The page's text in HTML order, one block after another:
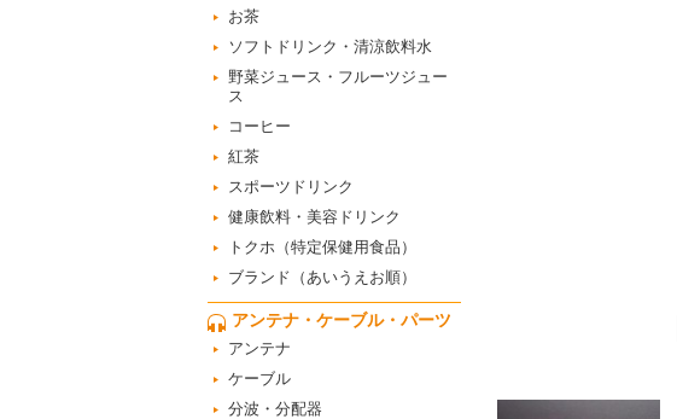
お茶
ソフトドリンク・清涼飲料水
野菜ジュース・フルーツジュー
ス
コーヒー
紅茶
スポーツドリンク
健康飲料・美容ドリンク
トクホ（特定保健用食品）
ブランド（あいうえお順）
アンテナ・ケーブル・パーツ
アンテナ
ケーブル
分波・分配器